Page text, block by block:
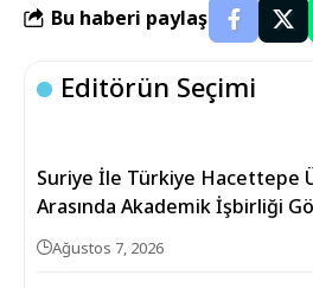
Bu haberi paylaş
Editörün Seçimi
Suriye İle Türkiye Hacettepe
Arasında Akademik İşbirliği
Ağustos 7, 2026